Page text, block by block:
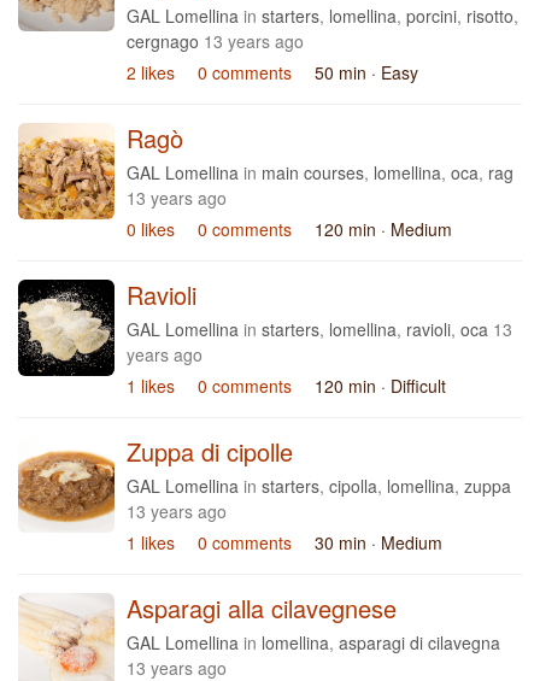
GAL Lomellina in starters, lomellina, porcini, risotto,
cergnago 13 years ago
2 likes
0 comments 50 min · Easy
Ragò
GAL Lomellina in main courses, lomellina, oca, rag
13 years ago
0 likes
0 comments 120 min · Medium
Ravioli
GAL Lomellina in starters, lomellina, ravioli, oca 13
years ago
1 likes
0 comments 120 min · Difficult
Zuppa di cipolle
GAL Lomellina in starters, cipolla, lomellina, zuppa
13 years ago
1 likes
0 comments 30 min · Medium
Asparagi alla cilavegnese
GAL Lomellina in lomellina, asparagi di cilavegna
13 years ago